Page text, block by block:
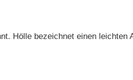
Hölle bezeichnet einen